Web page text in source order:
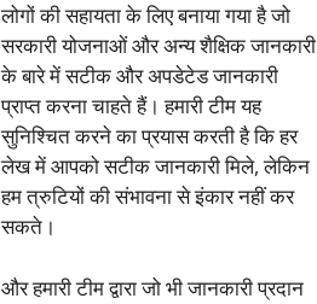
लोगों की सहायता के लिए बनाया गया है जो
सरकारी योजनाओं और अन्य शैक्षिक जानकारी
के बारे में सटीक और अपडेटेड जानकारी
प्राप्त करना चाहते हैं। हमारी टीम यह
सुनिश्चित करने का प्रयास करती है कि हर
लेख में आपको सटीक जानकारी मिले, लेकिन
हम त्रुटियों की संभावना से इंकार नहीं कर
सकते।
और हमारी टीम द्वारा जो भी जानकारी प्रदान